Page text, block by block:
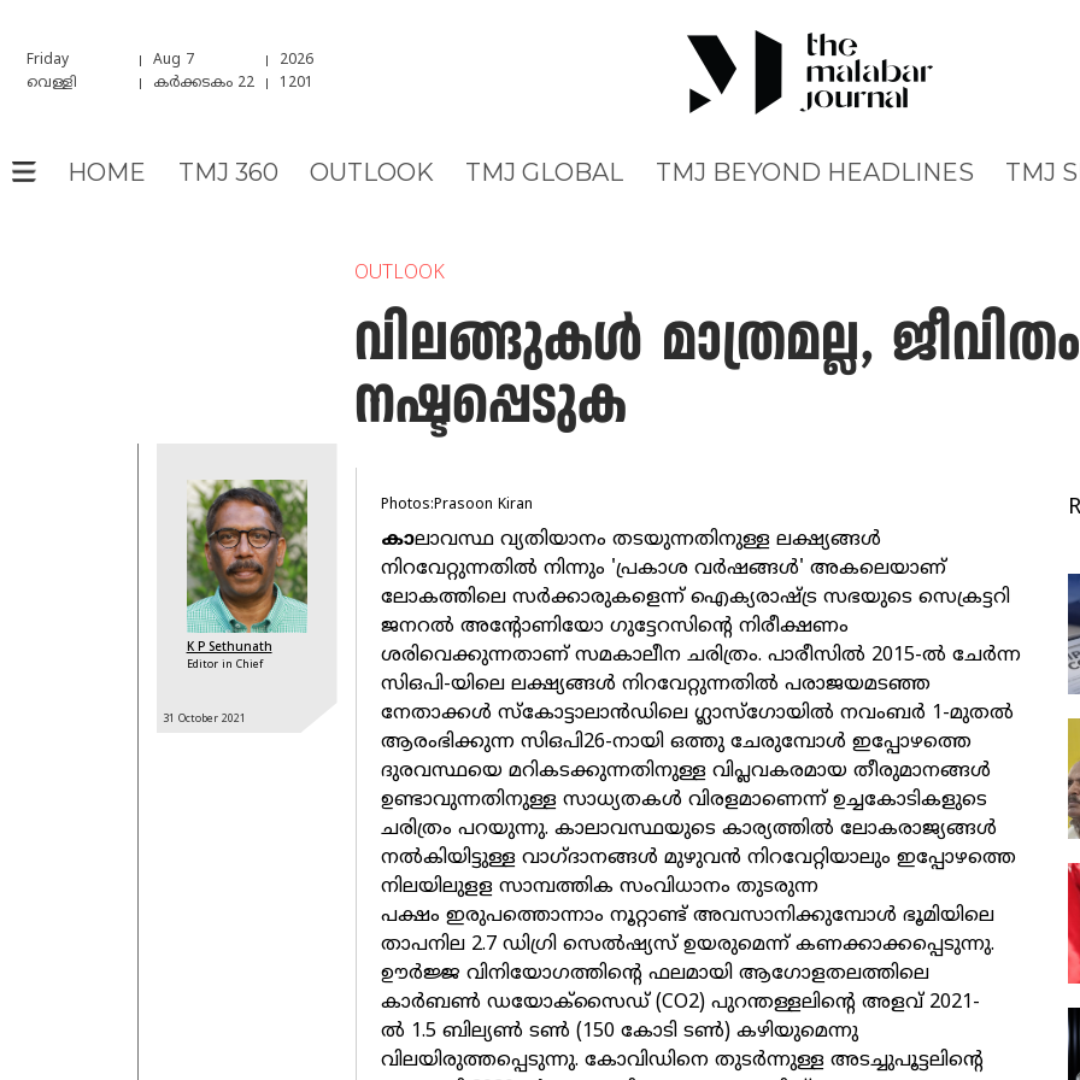
Friday Aug 7
2026
വെള്ളി
കർക്കടകം 22 1201
HOME TMJ 360 OUTLOOK TMJ GLOBAL TMJ BEYOND HEADLINES TMJ
OUTLOOK
വിലങ്ങുകള്‍ മാത്രമല്ല,
നഷ്ടപ്പെടുക
K P Sethunath
Editor in Chief
31 October2021
Photos:Prasoon Kiran
കാലാവസ്ഥ വ്യതിയാനം തടയുന്നതിനുള്ള ലക്ഷ്യങ്ങള്‍
നിറവേറ്റുന്നതില്‍ നിന്നും 'പ്രകാശ വര്‍ഷങ്ങള്‍' അകലെയാണ്
ലോകത്തിലെ സര്‍ക്കാരുകളെന്ന് ഐക്യരാഷ്ട്ര സഭയുടെ സെക്രട്ടറി
ജനറല്‍ അന്റോണിയോ ഗുട്ടേറസിന്റെ നിരീക്ഷണം
ശരിവെക്കുന്നതാണ് സമകാലീന ചരിത്രം. പാരീസില്‍ 2015-ല്‍ ചേര്‍ന്ന
സിഒപി-യിലെ ലക്ഷ്യങ്ങള്‍ നിറവേറ്റുന്നതില്‍ പരാജയമടഞ്ഞ
നേതാക്കള്‍ സ്‌കോട്ടാലാന്‍ഡിലെ ഗ്ലാസ്‌ഗോയില്‍ നവംബര്‍ 1-മുതല്‍
ആരംഭിക്കുന്ന സിഒപി26-നായി ഒത്തു ചേരുമ്പോള്‍ ഇപ്പോഴത്തെ
ദുരവസ്ഥയെ മറികടക്കുന്നതിനുള്ള വിപ്ലവകരമായ തീരുമാനങ്ങള്‍
ഉണ്ടാവുന്നതിനുള്ള സാധ്യതകള്‍ വിരളമാണെന്ന് ഉച്ചകോടികളുടെ
ചരിത്രം പറയുന്നു. കാലാവസ്ഥയുടെ കാര്യത്തില്‍ ലോകരാജ്യങ്ങള്‍
നല്‍കിയിട്ടുള്ള വാഗ്ദാനങ്ങള്‍ മുഴുവന്‍ നിറവേറ്റിയാലും ഇപ്പോഴത്തെ
നിലയിലുളള സാമ്പത്തിക സംവിധാനം തുടരുന്ന
പക്ഷം ഇരുപത്തൊന്നാം നൂറ്റാണ്ട് അവസാനിക്കുമ്പോള്‍ ഭൂമിയിലെ
താപനില 2.7 ഡിഗ്രി സെല്‍ഷ്യസ് ഉയരുമെന്ന് കണക്കാക്കപ്പെടുന്നു.
ഊര്‍ജ്ജ വിനിയോഗത്തിന്റെ ഫലമായി ആഗോളതലത്തിലെ
കാര്‍ബണ്‍ ഡയോക്‌സൈഡ് (CO2) പുറന്തള്ളലിന്റെ അളവ് 2021-
ല്‍ 1.5 ബില്യണ്‍ ടണ്‍ (150 കോടി ടണ്‍) കഴിയുമെന്നു
വിലയിരുത്തപ്പെടുന്നു. കോവിഡിനെ തുടര്‍ന്നുള്ള അടച്ചുപൂട്ടലിന്റെ